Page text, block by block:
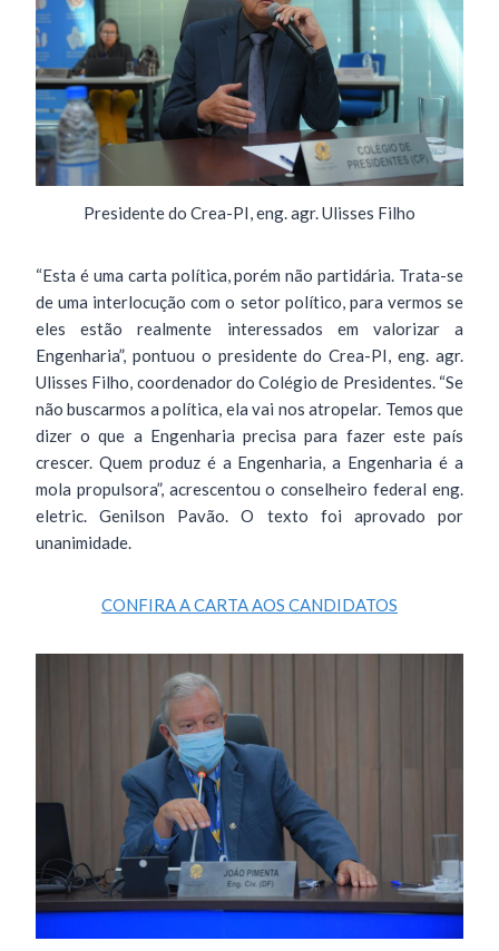
Presidente do Crea-PI, eng. agr. Ulisses Filho
“Esta é uma carta política, porém não partidária. Trata-se
de uma interlocução com o setor político, para vermos se
eles estão realmente interessados em valorizar a
Engenharia”, pontuou o presidente do Crea-PI, eng. agr.
Ulisses Filho, coordenador do Colégio de Presidentes. “Se
não buscarmos a política, ela vai nos atropelar. Temos que
dizer o que a Engenharia precisa para fazer este país
crescer. Quem produz é a Engenharia, a Engenharia é a
mola propulsora”, acrescentou o conselheiro federal eng.
eletric. Genilson Pavão. O texto foi aprovado por
unanimidade.
CONFIRA A CARTA AOS CANDIDATOS